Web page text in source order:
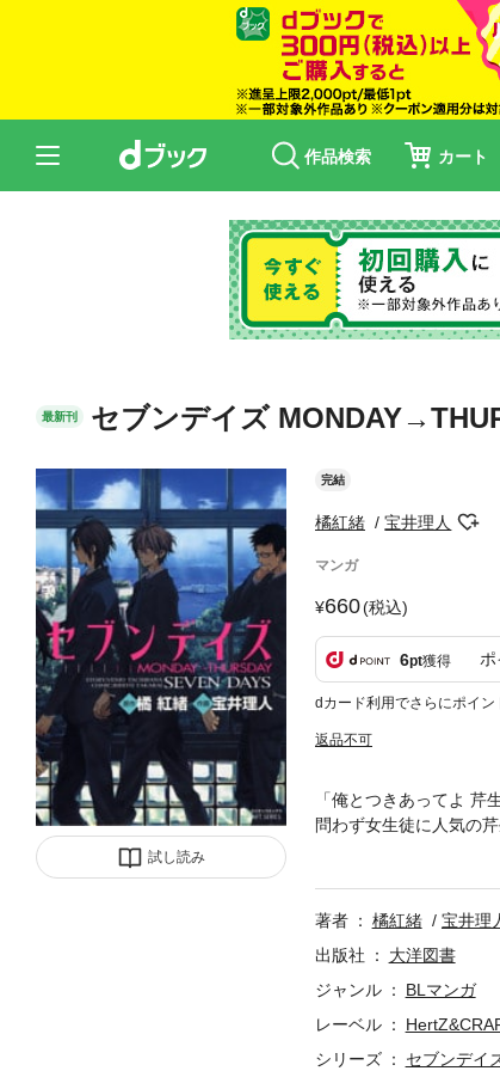
作品検索 カート
最新刊 セブンデイズ
試し読み
完結
橘紅緒 宝井理人
マンガ
660(税込)
6pt獲得
dカード利用でさらにポイン
返品不可
「俺とつきあってよ
問わず女生徒に人気の
る。一週間限定の恋人
著者 橘紅緒
宝井理
出版社
大洋図書
ジャンル
BLマンガ
レーベル
シリーズ
セブンデイ